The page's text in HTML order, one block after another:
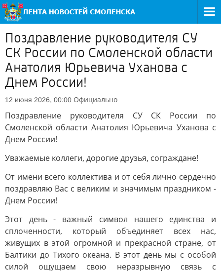
Поздравление руководителя СУ
СК России по Смоленской области
Анатолия Юрьевича Уханова с
Днем России!
12 июня 2026, 00:00 Официально
Поздравление руководителя СУ СК России по
Смоленской области Анатолия Юрьевича Уханова с
Днем России!
Уважаемые коллеги, дорогие друзья, сограждане!
От имени всего коллектива и от себя лично сердечно
поздравляю Вас с великим и значимым праздником -
Днем России!
Этот день - важный символ нашего единства и
сплоченности, который объединяет всех нас,
живущих в этой огромной и прекрасной стране, от
Балтики до Тихого океана. В этот день мы с особой
силой ощущаем свою неразрывную связь с